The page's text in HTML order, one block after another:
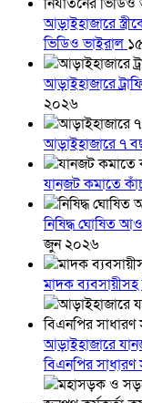
আড়াইহাজারে
ভিডিও ভাইরাল
আড়াইহাজারে
২০২৬
আড়াইহাজারে ৭
যানজট কমাতে
নিষিদ্ধ ঘোষিত
জুন ২০২৬
মাদক
আড়াইহাজারে
বিএনপির